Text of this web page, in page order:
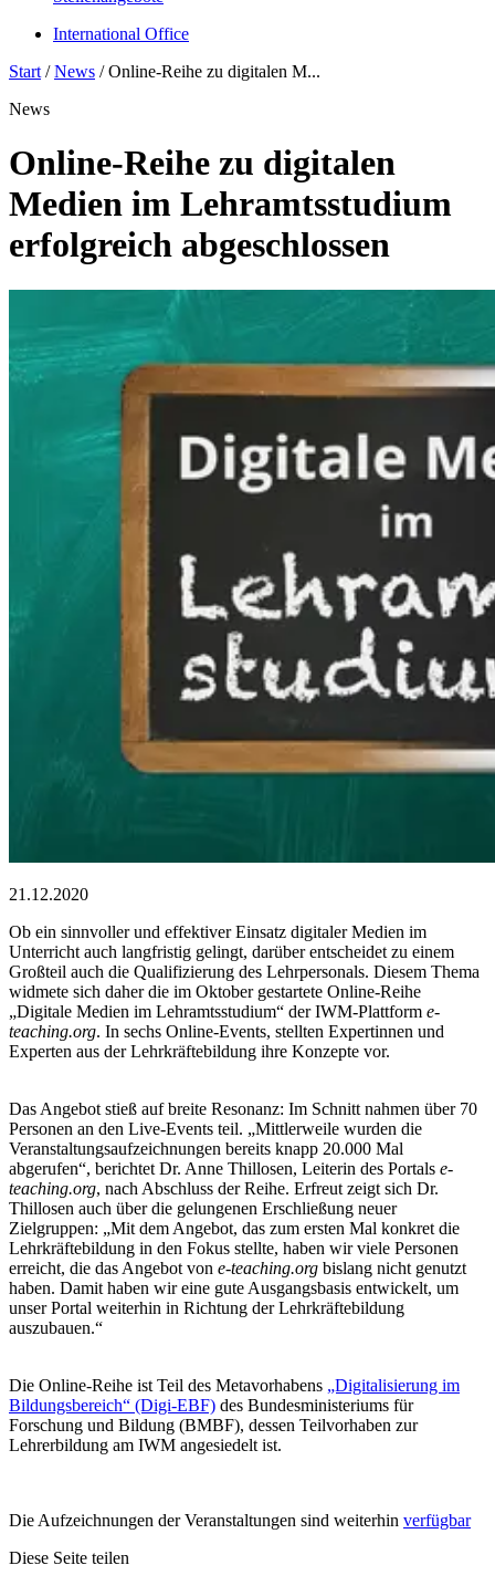
International Office
Start /News /Online-Reihe zu digitalen M...
News
Online-Reihe zu digitalen
Medien im Lehramtsstudium
erfolgreich abgeschlossen
21.12.2020
Ob ein sinnvoller und effektiver Einsatz digitaler Medien im
Unterricht auch langfristig gelingt, darüber entscheidet zu einem
Großteil auch die Qualifizierung des Lehrpersonals. Diesem Thema
widmete sich daher die im Oktober gestartete Online-Reihe
„Digitale Medien im Lehramtsstudium“ der IWM-Plattform e-
teaching.org. In sechs Online-Events, stellten Expertinnen und
Experten aus der Lehrkräftebildung ihre Konzepte vor.
Das Angebot stieß auf breite Resonanz: Im Schnitt nahmen über 70
Personen an den Live-Events teil. „Mittlerweile wurden die
Veranstaltungsaufzeichnungen bereits knapp 20.000 Mal
abgerufen“, berichtet Dr. Anne Thillosen, Leiterin des Portals e-
teaching.org, nach Abschluss der Reihe. Erfreut zeigt sich Dr.
Thillosen auch über die gelungenen Erschließung neuer
Zielgruppen: „Mit dem Angebot, das zum ersten Mal konkret die
Lehrkräftebildung in den Fokus stellte, haben wir viele Personen
erreicht, die das Angebot von e-teaching.org bislang nicht genutzt
haben. Damit haben wir eine gute Ausgangsbasis entwickelt, um
unser Portal weiterhin in Richtung der Lehrkräftebildung
auszubauen.“
Die Online-Reihe ist Teil des Metavorhabens „Digitalisierung im
Bildungsbereich“ (Digi-EBF) des Bundesministeriums für
Forschung und Bildung (BMBF), dessen Teilvorhaben zur
Lehrerbildung am IWM angesiedelt ist.
Die Aufzeichnungen der Veranstaltungen sind weiterhin verfügbar
Diese Seite teilen